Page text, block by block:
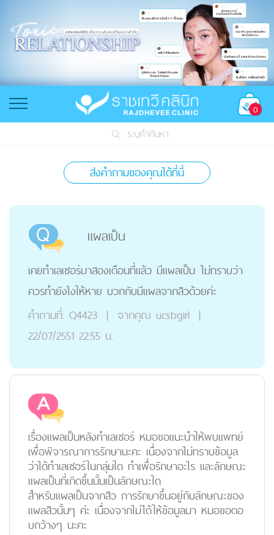
0
ระบุคำค้นหา
ส่งคำถามของคุณได้ที่นี่
แผลเป็น
เคยทำเลเซอร์มาสองเดือนที่แล้ว มีแผลเป็น ไม่ทราบว่า
ควรทำยังไงให้หาย บวกกับมีแผลจากสิวด้วยค่ะ
คำถามที่: Q4423 | จากคุณ ucsbgirl |
22/07/2551 22:55 น.
เรื่องแผลเป็นหลังทำเลเซอร์ หมอขอแนะนำให้พบแพทย์
เพื่อพิจารณาการรักษานะคะ เนื่องจากไม่ทราบข้อมูล
ว่าได้ทำเลเซอร์ในกลุ่มใด ทำเพื่อรักษาอะไร และลักษณะ
แผลเป็นที่เกิดขึ้นนั้นเป็นลักษณะใด
สำหรับแผลเป็นจากสิว การรักษาขึ้นอยู่กับลักษณะของ
แผลสิวนั้นๆ ค่ะ เนื่องจากไม่ได้ให้ข้อมูลมา หมอขอตอ
บกว้างๆ นะคะ